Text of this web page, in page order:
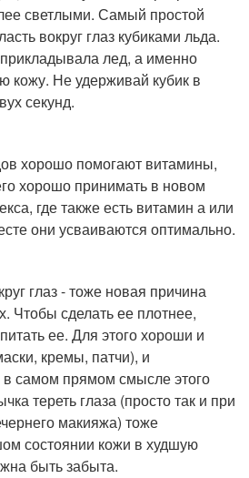
светлыми. Самый простой
вокруг глаз кубиками льда.
лед, а именно
кожу. Не удерживай кубик в
секунд.
хорошо помогают витамины,
хорошо принимать в новом
где также есть витамин а или
они усваиваются оптимально.
глаз - тоже новая причина
Чтобы сделать ее плотнее,
ее. Для этого хороши и
кремы, патчи), и
самом прямом смысле этого
тереть глаза (просто так и при
макияжа) тоже
состоянии кожи в худшую
быть забыта.